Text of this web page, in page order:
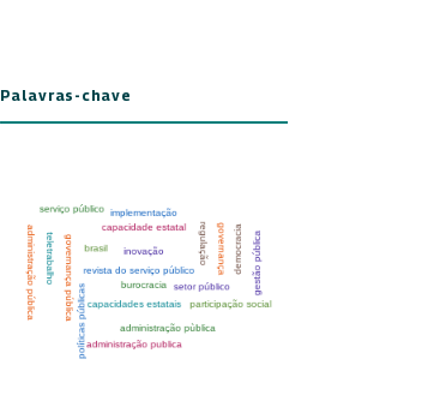
Palavras-chave